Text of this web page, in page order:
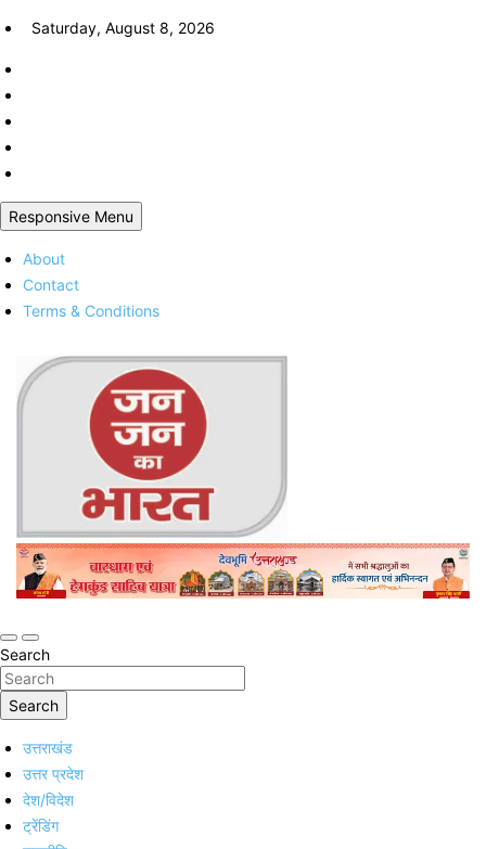
Skip
content
Saturday, August 8, 2026
Responsive Menu
About
Contact
Terms & Conditions
Jan Jan Ka Bharat
Online Trending Hindi News Website
Search
Search
उत्तराखंड
उत्तर प्रदेश
देश/विदेश
ट्रेंडिंग